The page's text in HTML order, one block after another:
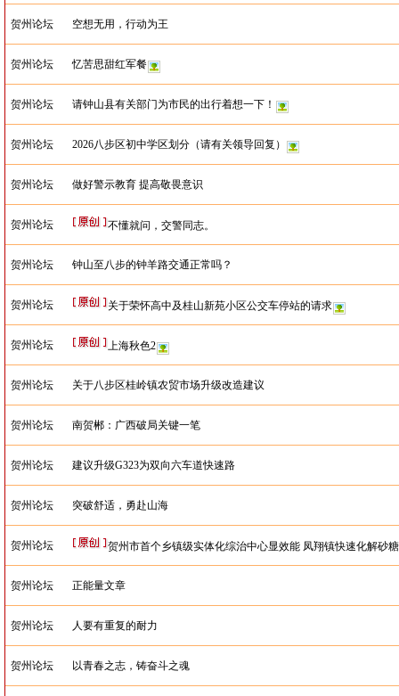
贺州论坛 空想无用，行动为王
贺州论坛 忆苦思甜红军餐
贺州论坛 请钟山县有关部门为市民的出行着想一下！
贺州论坛 2026八步区初中学区划分（请有关领导回复）
贺州论坛 做好警示教育 提高敬畏意识
贺州论坛 不懂就问，交警同志。
贺州论坛 钟山至八步的钟羊路交通正常吗？
贺州论坛 关于荣怀高中及桂山新苑小区公交车停站的请求
贺州论坛 上海秋色2
贺州论坛 关于八步区桂岭镇农贸市场升级改造建议
贺州论坛 南贺郴：广西破局关键一笔
贺州论坛 建议升级G323为双向六车道快速路
贺州论坛 突破舒适，勇赴山海
贺州论坛 贺州市首个乡镇级实体化综治中心显效能 凤翔镇快速化解砂
贺州论坛 正能量文章
贺州论坛 人要有重复的耐力
贺州论坛 以青春之志，铸奋斗之魂